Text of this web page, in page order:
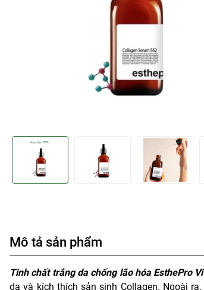
Mô tả sản phẩm
Tinh chất trắng da chống lão hóa EsthePro
da và kích thích sản sinh Collagen. Ngoài